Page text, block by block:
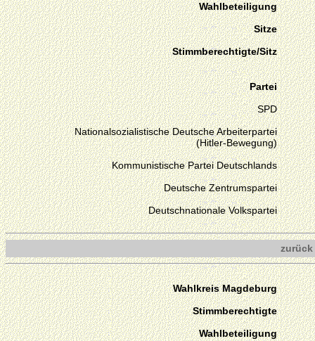
Wahlbeteiligung
Sitze
Stimmberechtigte/Sitz
Partei
SPD
Nationalsozialistische Deutsche Arbeiterpartei
(Hitler-Bewegung)
Kommunistische Partei Deutschlands
Deutsche Zentrumspartei
Deutschnationale Volkspartei
zurück
Wahlkreis Magdeburg
Stimmberechtigte
Wahlbeteiligung